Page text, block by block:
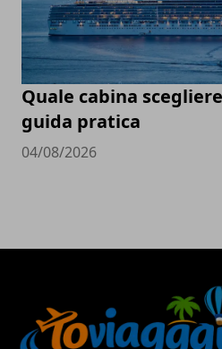
Quale cabina
guida pratica
04/08/2026